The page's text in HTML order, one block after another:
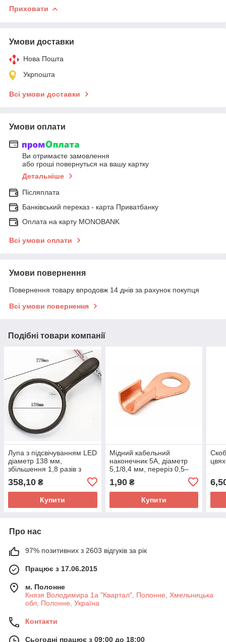
Приховати
Умови доставки
Нова Пошта
Укрпошта
Всі умови доставки
Умови оплати
Ви отримаєте замовлення
або гроші повернуться на вашу картку
Детальніше
Післяплата
Банківський переказ - карта Приватбанку
Оплата на карту MONOBANK
Всі умови оплати
Умови повернення
Повернення товару впродовж 14 днів за рахунок покупця
Всі умови повернення
Подібні товари компанії
Лупа з підсвічуванням LED
діаметр 138 мм,
збільшення 1,8 разів з
доп.лінзою діаметр 25 мм
збільшення 5 разів
358,10 ₴
Купити
Мідний кабельний
наконечник 5А, діаметр
5,1/8,4 мм, переріз 0,5–
1,90₴
Купити
Про нас
97% позитивних з 2603 відгуків за рік
Працює з 17.06.2015
м. Полонне
Князя Володимира 1а "Квартал", Полонне, Хмельницька
обл, Полонне, Україна
Контакти
Сьогодні працює з 09:00 до 18:00